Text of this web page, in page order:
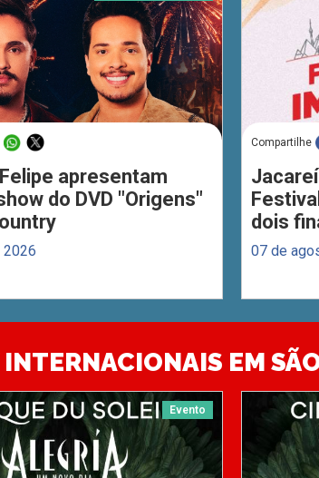
apresentam
do DVD "Origens"
Compartilhe
dois
07 de
EM
Evento